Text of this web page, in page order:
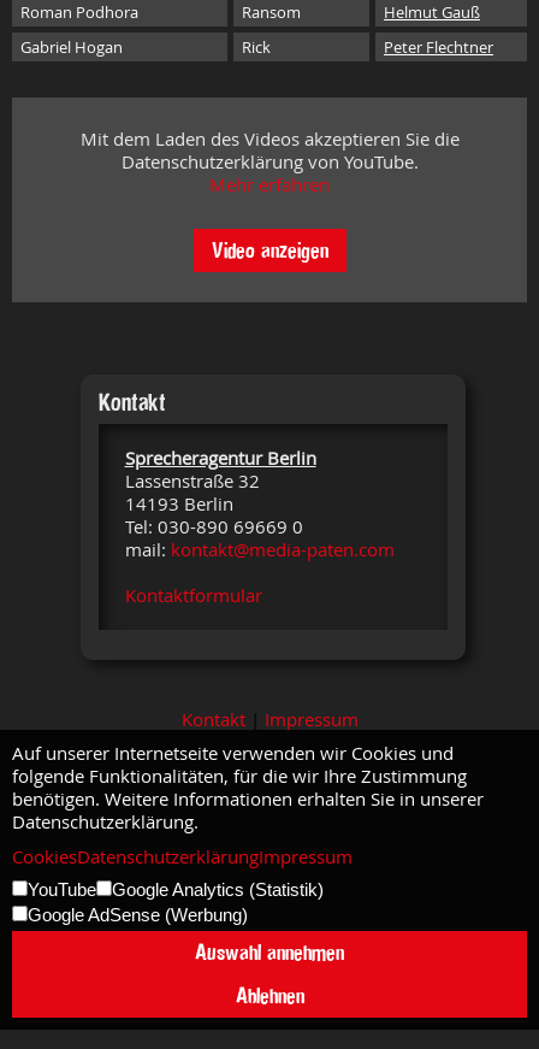
Roman Podhora
Ransom
Helmut Gauß
Gabriel Hogan
Rick Peter Flechtner
Mit dem Laden des Videos akzeptieren Sie die
Datenschutzerklärung von YouTube.
Mehr erfahren
Video anzeigen
Kontakt
Sprecheragentur Berlin
Lassenstraße 32
14193 Berlin
Tel: 030-890 69669 0
mail: kontakt@media-paten.com
Kontaktformular
Kontakt| Impressum
Auf unserer Internetseite verwenden wir Cookies und
folgende Funktionalitäten, für die wir Ihre Zustimmung
benötigen. Weitere Informationen erhalten Sie in unserer
Datenschutzerklärung.
CookiesDatenschutzerklärungImpressum
YouTube
Google Analytics (Statistik)
Google AdSense (Werbung)
Auswahl annehmen
Ablehnen